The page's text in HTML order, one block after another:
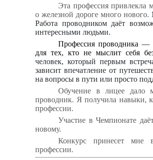
Эта профессия привлекла
о железной дороге много нового.
Работа проводником даёт
интересными людьми.
Профессия проводника —
для тех, кто не мыслит себя
человек, который первым
зависит впечатление от
на вопросы в пути или просто
‎Обучение в лицее дало
проводник. Я получила навыки,
профессии.
‎Участие в Чемпионате
новому.
Конкурс принесет мне
профессии.